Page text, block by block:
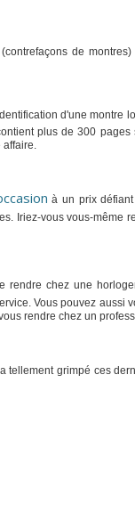
de
d'une montre
plus de 300
affaire.
à un prix défiant
Iriez-vous vous-même
rendre chez une
Vous pouvez aussi
rendre chez un
tellement grimpé ces